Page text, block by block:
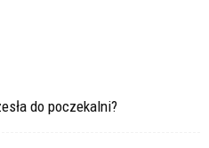
do poczekalni?